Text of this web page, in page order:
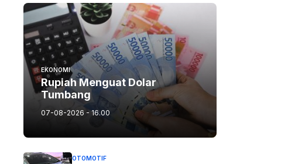
EKONOMI
Rupiah Menguat Dolar
Tumbang
07-08-2026 - 16.00
OTOMOTIF